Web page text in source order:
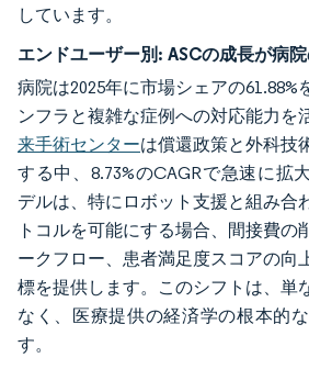
しています。
エンドユーザー別: ASCの成長が病
病院は2025年に市場シェアの61.88%
ンフラと複雑な症例への対応能力を
来手術センターは償還政策と外科技
する中、8.73%のCAGRで急速に拡
デルは、特にロボット支援と組み合
トコルを可能にする場合、間接費の
ークフロー、患者満足度スコアの向
標を提供します。このシフトは、単
なく、医療提供の経済学の根本的
す。